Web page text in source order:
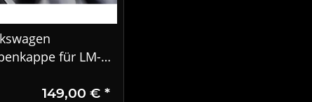
für LM-
im Fahrbetrieb
149,00 € *